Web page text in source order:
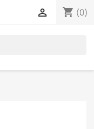
shopping_cart (0)
